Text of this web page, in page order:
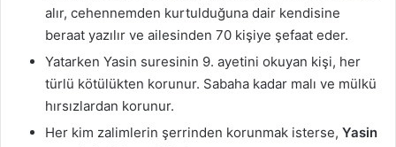
alır, cehennemden kurtulduğuna dair kendisine
beraat yazılır ve ailesinden 70 kişiye şefaat eder.
Yatarken Yasin suresinin 9. ayetini okuyan kişi, her
türlü kötülükten korunur. Sabaha kadar malı ve mülkü
hırsızlardan korunur.
Her kim zalimlerin şerrinden korunmak isterse, Yasin